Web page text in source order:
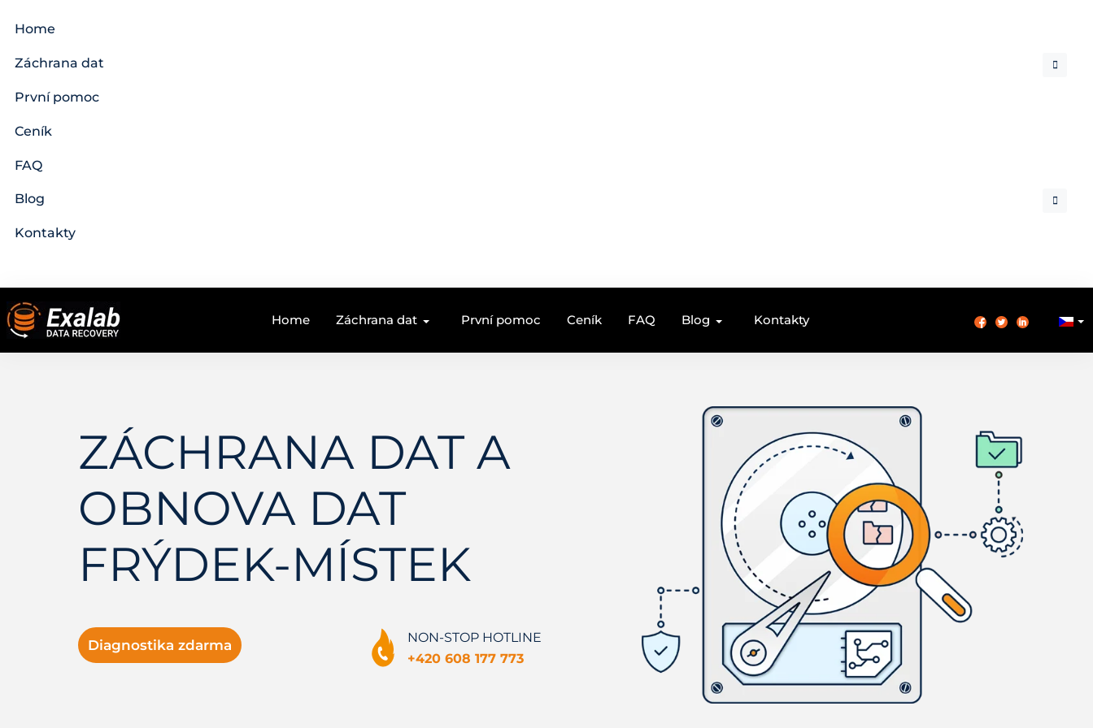
Home
Záchrana dat
První pomoc
Ceník
FAQ
Blog
Kontakty
Home Záchrana dat První pomoc Ceník FAQ Blog Kontakty
ZÁCHRANA DAT A
OBNOVA DAT
FRÝDEK-MÍSTEK
Diagnostika zdarma
NON-STOP HOTLINE
+420 608 177 773